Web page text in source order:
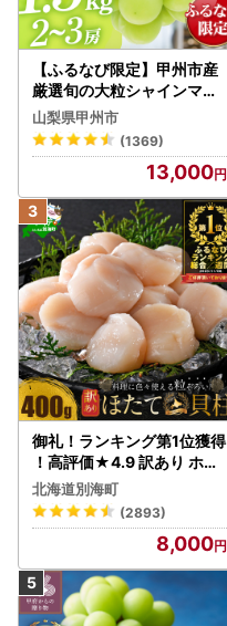
【ふるなび限定】甲州市産
厳選旬の大粒シャインマス
カット 約1.3kg 2～3房【2
026年発送】（MG）B12-
472 FN-Limited-VO シャ
インマスカット フルーツ
山梨県甲州市
(1369)
13,000
御礼！ランキング第1位獲得
！高評価★4.9 訳あり ホタ
テ 400g（ほたて 帆立 貝柱
冷凍 ）
北海道別海町
(2893)
8,000